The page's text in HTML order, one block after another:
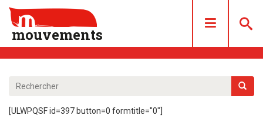
mouvements
LES NUMÉROS
[ULWPQSF id=397 button=0 formtitle="0"]